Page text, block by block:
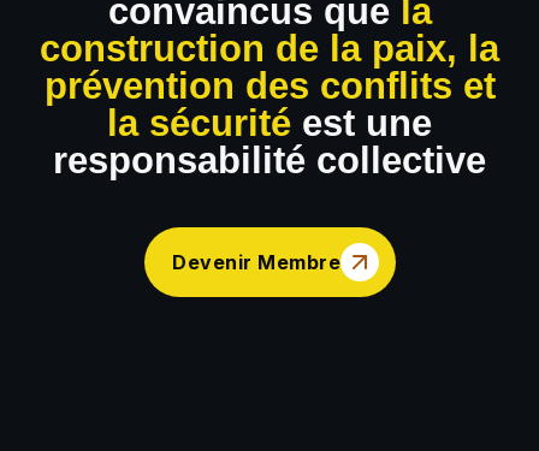
convaincus que la
construction de la paix, la
prévention des conflits et
la sécurité est une
responsabilité collective
Devenir Membre